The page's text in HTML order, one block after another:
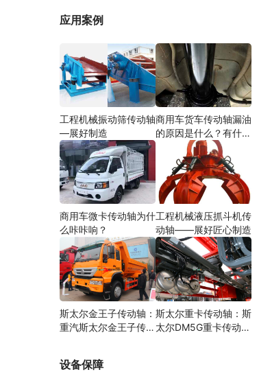
应用案例
工程机械振动筛传动轴
—展好制造
商用车货车传动轴漏油
的原因是什么？有什么
商用车微卡传动轴为什
么咔咔响？
工程机械液压抓斗机传
动轴——展好匠心制造
斯太尔金王子传动轴：
重汽斯太尔金王子传动
斯太尔重卡传动轴：斯
太尔DM5G重卡传动轴
设备保障